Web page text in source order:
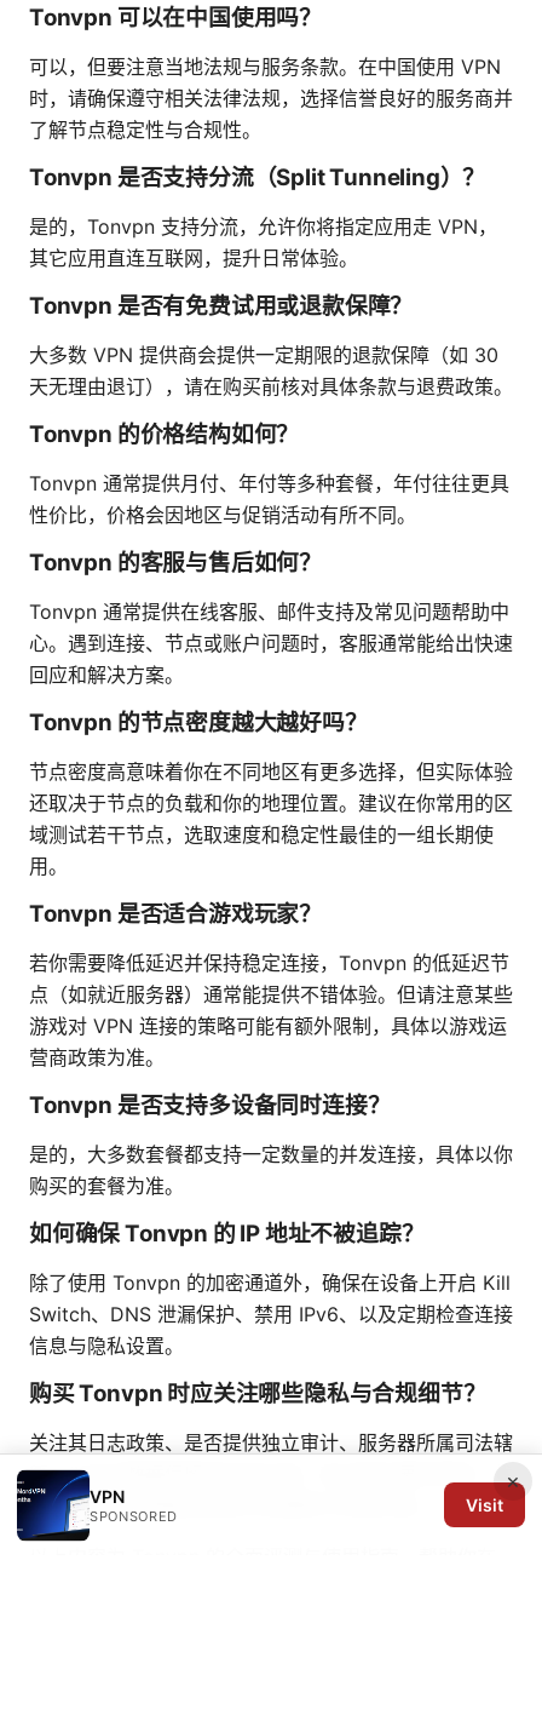
Tonvpn 可以在中国使用吗？
可以，但要注意当地法规与服务条款。在中国使用 VPN
时，请确保遵守相关法律法规，选择信誉良好的服务商并
了解节点稳定性与合规性。
Tonvpn 是否支持分流（Split Tunneling）？
是的，Tonvpn 支持分流，允许你将指定应用走 VPN，
其它应用直连互联网，提升日常体验。
Tonvpn 是否有免费试用或退款保障？
大多数 VPN 提供商会提供一定期限的退款保障（如 30
天无理由退订），请在购买前核对具体条款与退费政策。
Tonvpn 的价格结构如何？
Tonvpn 通常提供月付、年付等多种套餐，年付往往更具
性价比，价格会因地区与促销活动有所不同。
Tonvpn 的客服与售后如何？
Tonvpn 通常提供在线客服、邮件支持及常见问题帮助中
心。遇到连接、节点或账户问题时，客服通常能给出快速
回应和解决方案。
Tonvpn 的节点密度越大越好吗？
节点密度高意味着你在不同地区有更多选择，但实际体验
还取决于节点的负载和你的地理位置。建议在你常用的区
域测试若干节点，选取速度和稳定性最佳的一组长期使
用。
Tonvpn 是否适合游戏玩家？
若你需要降低延迟并保持稳定连接，Tonvpn 的低延迟节
点（如就近服务器）通常能提供不错体验。但请注意某些
游戏对 VPN 连接的策略可能有额外限制，具体以游戏运
营商政策为准。
Tonvpn 是否支持多设备同时连接？
是的，大多数套餐都支持一定数量的并发连接，具体以你
购买的套餐为准。
如何确保 Tonvpn 的 IP 地址不被追踪？
除了使用 Tonvpn 的加密通道外，确保在设备上开启 Kill
Switch、DNS 泄漏保护、禁用 IPv6、以及定期检查连接
信息与隐私设置。
购买 Tonvpn 时应关注哪些隐私与合规细节？
关注其日志政策、是否提供独立审计、服务器所属司法辖
区、以及对数据保留的时间长度。若对隐私要求很高，优
先选择具备透明隐私政策与定期审计的提供商。
×
VPN
SPONSORED
Visit